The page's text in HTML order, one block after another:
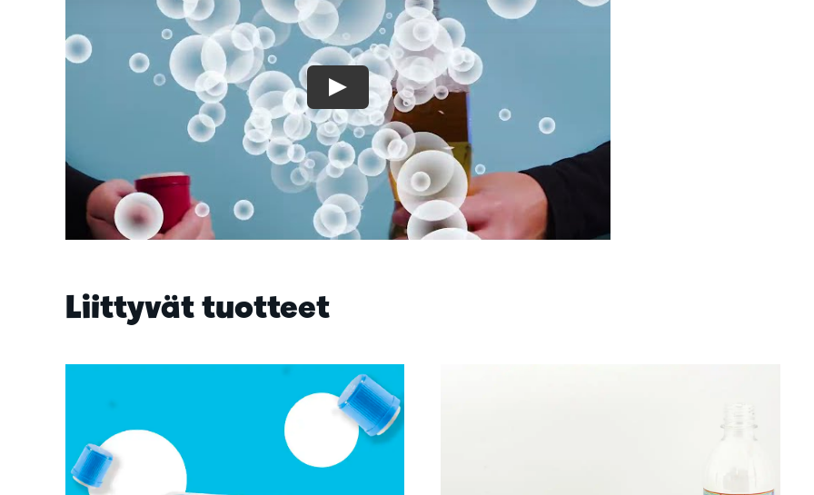
Liittyvät tuotteet